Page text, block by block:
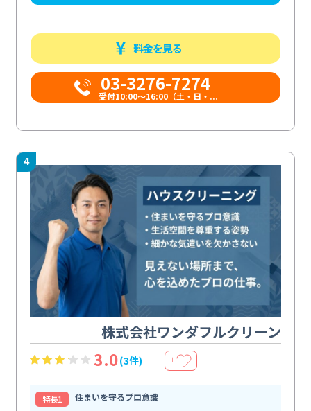
料金を見る
03-3276-7274
受付10:00〜16:00（土・日・...
4
株式会社ワンダフルクリーン
3.0(3件) ＋
特⻑1
住まいを守るプロ意識